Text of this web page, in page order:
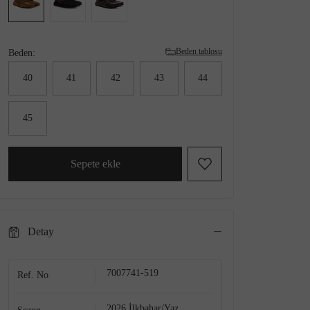
Beden: Beden tablosu
40 41 42 43 44
45
Sepete ekle
Detay
Ref. No 7007741-519